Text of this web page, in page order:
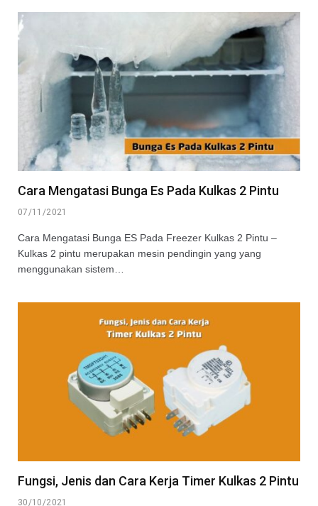
Cara Mengatasi Bunga Es Pada Kulkas 2 Pintu
07/11/2021
Cara Mengatasi Bunga ES Pada Freezer Kulkas 2 Pintu –
Kulkas 2 pintu merupakan mesin pendingin yang yang
menggunakan sistem…
Fungsi, Jenis dan Cara Kerja Timer Kulkas 2 Pintu
30/10/2021